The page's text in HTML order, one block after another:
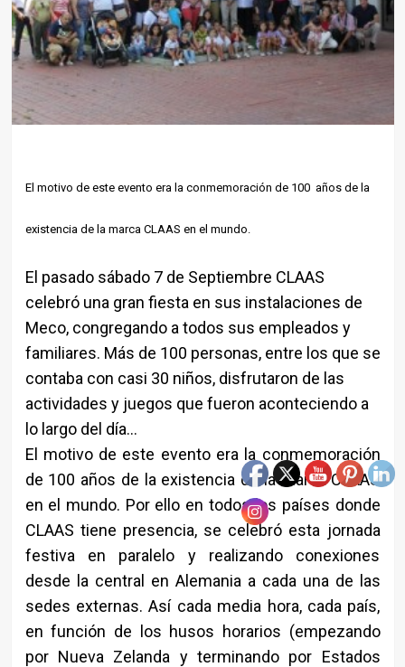
El motivo de este evento era la conmemoración de 100 años de la
existencia de la marca CLAAS en el mundo.
El pasado sábado 7 de Septiembre CLAAS
celebró una gran fiesta en sus instalaciones de
Meco, congregando a todos sus empleados y
familiares. Más de 100 personas, entre los que se
contaba con casi 30 niños, disfrutaron de las
actividades y juegos que fueron aconteciendo a
lo largo del día…
El motivo de este evento era la conmemoración
de 100 años de la existencia de la marca CLAAS
en el mundo. Por ello en todos los países donde
CLAAS tiene presencia, se celebró esta jornada
festiva en paralelo y realizando conexiones
desde la central en Alemania a cada una de las
sedes externas. Así cada media hora, cada país,
en función de los husos horarios (empezando
por Nueva Zelanda y terminando por Estados